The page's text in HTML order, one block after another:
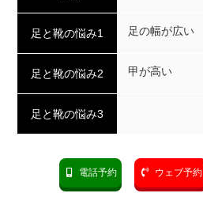
足と靴の悩み1 足の幅が広い
足と靴の悩み2 甲が高い
足と靴の悩み3
電話予約 ウェブ予約